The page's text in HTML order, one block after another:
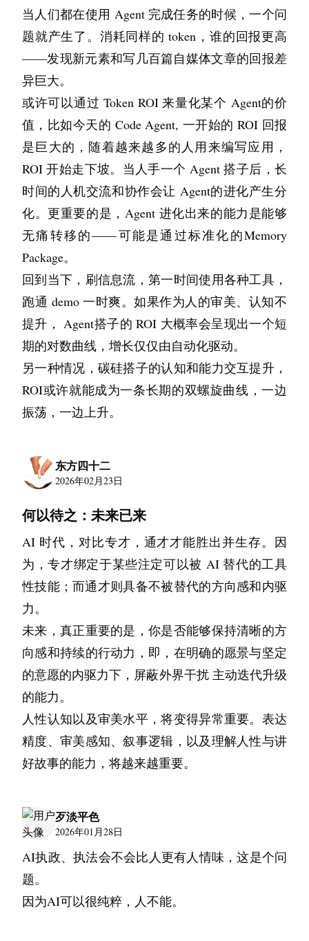
栈。在这个过程中，我们对系统的理解会指数级
上升。现在呢，遇到报错，大多数人的第一反应
不是去分析，而是直接把错误日志甩给AI，问它
怎么修。AI给出一行命令，你复制粘贴，好了。
问题解决了，但你什么都没学到。
你变成了一个熟练的搬运工，一个高级的胶水操
作员。你处理问题的速度越来越快，但你解决复
杂问题的能力其实在退化。一旦遇到AI解决不了
的问题，或者AI开始一本正经胡说八道的时候，
你会发现自己突然变得手足无措。那种感觉就像
是习惯了用GPS导航的人，突然把你扔在沙漠
里，手里只有一张纸质地图，你根本看不懂。
这就是为什么你会觉得浮躁。因为你的潜意识在
报警。它知道你现在的高效率是建立在沙堆上
的，它知道你正在失去对技术的底层掌控力。
从算法工程师的角度来看，这事儿还有个更深层
的逻辑。目前的Vibe coding，本质上是基于概率
的文本生成。大模型并不是真的懂逻辑，它只是
预测下一个token出现的概率最高是什么。这意味
但在处理那20%的关键、复杂、反直觉的业务逻
这时候，如果你也是抱着Vibe coding的心态，凭
感觉去写代码，那就完了。你会不仅看不出它的
错误，甚至会被它带偏。因为它的代码写得太漂
亮了，变量命名规范，注释清晰，结构工整，这
种表面的高质量会欺骗你的大脑，让你误以为它
的逻辑也是高质量的。
我们组前段时间就出过一次事故。一个很核心的
计费逻辑，原本应该处理极端的并发情况。那个
写代码的同事用了Vibe coding，AI生成了一段非
常优雅的加锁逻辑。代码Review的时候，大家扫
了一眼，觉得没毛病，因为那段代码看起来太标
准了，简直是教科书级别的。结果上线后，在大
复盘的时候我们才发现，AI生成的那个锁的粒
度，在极高并发下会导致资源争抢。这个坑非常
隐蔽，如果是人工手写，写到那一行的时候，你
会本能地犹豫一下，会去思考这里的粒度是不是
太大了。但是AI生成的时候，它没有犹豫，它非
当人们都在使用 Agent 完成任务的时候，一个问
题就产生了。消耗同样的 token，谁的回报更高
——发现新元素和写几百篇自媒体文章的回报差
异巨大。
或许可以通过 Token ROI 来量化某个 Agent的价
值，比如今天的 Code Agent, 一开始的 ROI 回报
是巨大的，随着越来越多的人用来编写应用，
ROI 开始走下坡。当人手一个 Agent 搭子后，长
时间的人机交流和协作会让 Agent的进化产生分
化。更重要的是，Agent 进化出来的能力是能够
无痛转移的——可能是通过标准化的Memory
Package。
回到当下，刷信息流，第一时间使用各种工具，
跑通 demo 一时爽。如果作为人的审美、认知不
提升， Agent搭子的 ROI 大概率会呈现出一个短
期的对数曲线，增长仅仅由自动化驱动。
另一种情况，碳硅搭子的认知和能力交互提升，
ROI或许就能成为一条长期的双螺旋曲线，一边
振荡，一边上升。
东方四十二
2026年02月23日
何以待之：未来已来
AI 时代，对比专才，通才才能胜出并生存。因
为，专才绑定于某些注定可以被 AI 替代的工具
性技能；而通才则具备不被替代的方向感和内驱
力。
未来，真正重要的是，你是否能够保持清晰的方
向感和持续的行动力，即，在明确的愿景与坚定
的意愿的内驱力下，屏蔽外界干扰 主动迭代升级
的能力。
人性认知以及审美水平，将变得异常重要。表达
精度、审美感知、叙事逻辑，以及理解人性与讲
好故事的能力，将越来越重要。
歹淡平色
2026年01月28日
AI执政、执法会不会比人更有人情味，这是个问
题。
因为AI可以很纯粹，人不能。